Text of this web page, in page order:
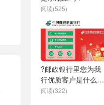
阅读(525)
?邮政银行里您为我
行优质客户是什么类
型
阅读(322)